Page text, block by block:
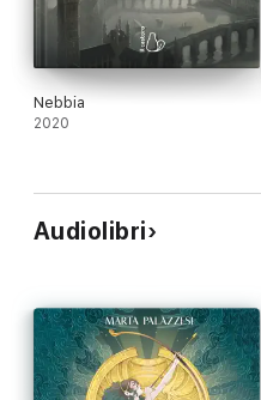
Nebbia
2020
Audiolibri